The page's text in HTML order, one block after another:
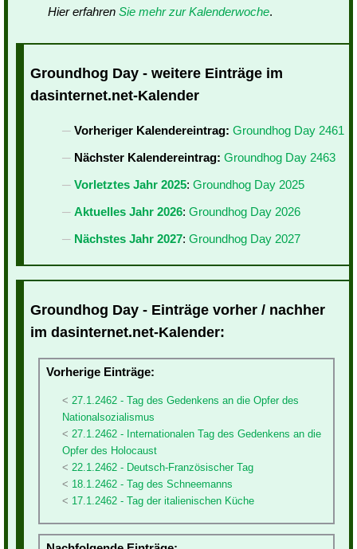
Hier erfahren Sie mehr zur Kalenderwoche.
Groundhog Day - weitere Einträge im
dasinternet.net-Kalender
Vorheriger Kalendereintrag: Groundhog Day 2461
Nächster Kalendereintrag: Groundhog Day 2463
Vorletztes Jahr 2025: Groundhog Day 2025
Aktuelles Jahr 2026: Groundhog Day 2026
Nächstes Jahr 2027: Groundhog Day 2027
Groundhog Day - Einträge vorher / nachher
im dasinternet.net-Kalender:
Vorherige Einträge:
27.1.2462 - Tag des Gedenkens an die Opfer des
Nationalsozialismus
27.1.2462 - Internationalen Tag des Gedenkens an die
Opfer des Holocaust
22.1.2462 - Deutsch-Französischer Tag
18.1.2462 - Tag des Schneemanns
17.1.2462 - Tag der italienischen Küche